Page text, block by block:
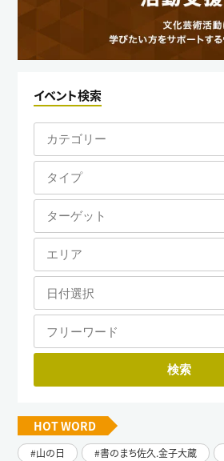
イベント検索
HOT WORD
山の日 書のまち佐久.金子大蔵